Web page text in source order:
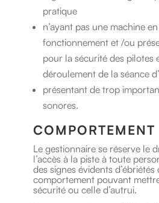
pratique
n’ayant pas une machine
fonctionnement et /ou
pour la sécurité des pilotes
déroulement de la séance
présentant de trop
sonores.
COMPORTEMENT
Le gestionnaire se réserve le
l’accès à la piste à toute
des signes évidents
comportement pouvant
sécurité ou celle d’autrui.